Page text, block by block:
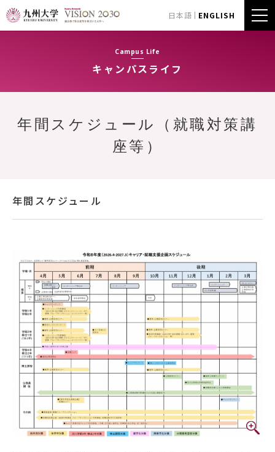
日本語 ENGLISH
Campus Life
キャンパスライフ
年間スケジュール（就職対策講
座等）
年間スケジュール